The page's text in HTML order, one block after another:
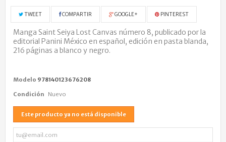
TWEET COMPARTIR GOOGLE+ PINTEREST
Manga Saint Seiya Lost Canvas número 8, publicado por la
editorial Panini México en español, edición en pasta blanda,
216 páginas a blanco y negro.
Modelo 978140123676208
Condición Nuevo
Este producto ya no está disponible